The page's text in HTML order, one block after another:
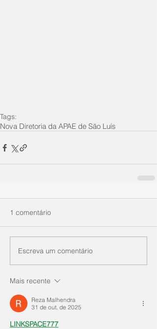
Tags:
Nova Diretoria da APAE de São Luís
1 comentário
Escreva um comentário
Mais recente
Reza Malhendra
31 de out. de 2025
LINKSPACE777